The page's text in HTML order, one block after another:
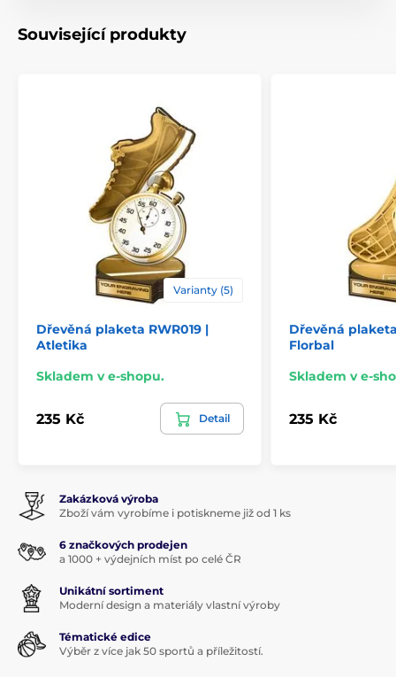
Způsob personalizace
Související produkty
Varianty (5)
Dřevěná plaketa RWR019 |
Atletika
Skladem v e-shopu.
235 Kč Detail
Dřevěná
Florbal
Skladem v e-
235 Kč
Zakázková výroba
Zboží vám vyrobíme i potiskneme již od 1 ks
6 značkových prodejen
a 1000 + výdejních míst po celé ČR
Unikátní sortiment
Moderní design a materiály vlastní výroby
Tématické edice
Výběr z více jak 50 sportů a příležitostí.